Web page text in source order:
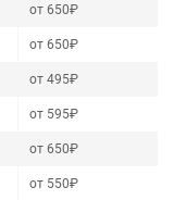
от 650₽
от 650₽
от 495₽
от 595₽
от 650₽
от 550₽